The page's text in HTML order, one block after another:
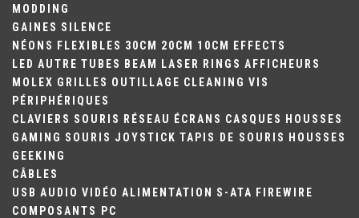
MODDING
GAINES SILENCE
NÉONS
FLEXIBLES 30CM 20CM 10CM
EFFECTS
LED AUTRE TUBES BEAM LASER RINGS AFFICHEURS
MOLEX GRILLES OUTILLAGE CLEANING VIS
PÉRIPHÉRIQUES
CLAVIERS SOURIS RÉSEAU ÉCRANS CASQUES
HOUSSES
GAMING SOURIS JOYSTICK TAPIS DE SOURIS
HOUSSES
GEEKING
CÂBLES
USB AUDIO VIDÉO ALIMENTATION S-ATA FIREWIRE
COMPOSANTS PC